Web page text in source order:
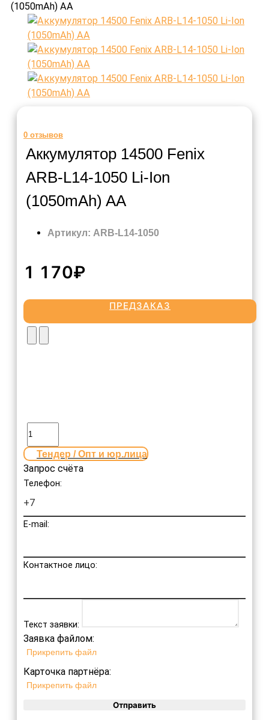
(1050mAh) AA
0 отзывов
Аккумулятор 14500 Fenix
ARB-L14-1050 Li-Ion
(1050mAh) AA
Артикул: ARB-L14-1050
1 170₽
ПРЕДЗАКАЗ
Тендер / Опт и юр.лица
Запрос счёта
Телефон:
E-mail:
Контактное лицо:
Текст заявки:
Заявка файлом:
Прикрепить файл
Карточка партнёра:
Прикрепить файл
Отправить